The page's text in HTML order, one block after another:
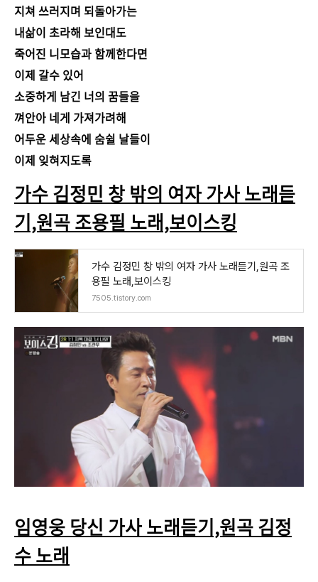
지쳐 쓰러지며 되돌아가는
내삶이 초라해 보인대도
죽어진 니모습과 함께한다면
이제 갈수 있어
소중하게 남긴 너의 꿈들을
껴안아 네게 가져가려해
어두운 세상속에 숨쉴 날들이
이제 잊혀지도록
가수 김정민 창 밖의 여자 가사 노래듣
기,원곡 조용필 노래,보이스킹
가수 김정민 창 밖의 여자 가사 노래듣기,원곡 조
용필 노래,보이스킹
7505.tistory.com
임영웅 당신 가사 노래듣기,원곡 김정
수 노래